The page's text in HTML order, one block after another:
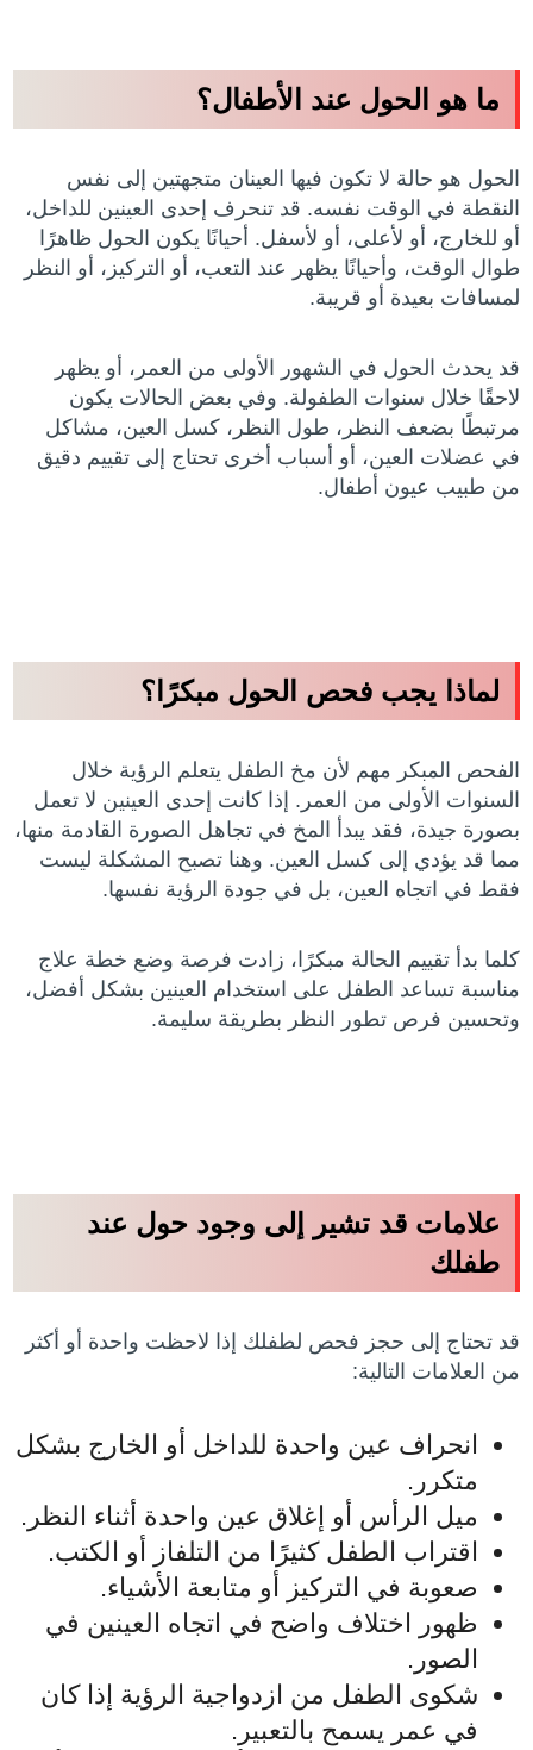
ما هو الحول عند الأطفال؟
الحول هو حالة لا تكون فيها العينان متجهتين إلى نفس
النقطة في الوقت نفسه. قد تنحرف إحدى العينين للداخل،
أو للخارج، أو لأعلى، أو لأسفل. أحيانًا يكون الحول ظاهرًا
طوال الوقت، وأحيانًا يظهر عند التعب، أو التركيز، أو النظر
لمسافات بعيدة أو قريبة.
قد يحدث الحول في الشهور الأولى من العمر، أو يظهر
لاحقًا خلال سنوات الطفولة. وفي بعض الحالات يكون
مرتبطًا بضعف النظر، طول النظر، كسل العين، مشاكل
في عضلات العين، أو أسباب أخرى تحتاج إلى تقييم دقيق
من طبيب عيون أطفال.
لماذا يجب فحص الحول مبكرًا؟
الفحص المبكر مهم لأن مخ الطفل يتعلم الرؤية خلال
السنوات الأولى من العمر. إذا كانت إحدى العينين لا تعمل
بصورة جيدة، فقد يبدأ المخ في تجاهل الصورة القادمة منها،
مما قد يؤدي إلى كسل العين. وهنا تصبح المشكلة ليست
فقط في اتجاه العين، بل في جودة الرؤية نفسها.
كلما بدأ تقييم الحالة مبكرًا، زادت فرصة وضع خطة علاج
مناسبة تساعد الطفل على استخدام العينين بشكل أفضل،
وتحسين فرص تطور النظر بطريقة سليمة.
علامات قد تشير إلى وجود حول عند
طفلك
قد تحتاج إلى حجز فحص لطفلك إذا لاحظت واحدة أو أكثر
من العلامات التالية:
انحراف عين واحدة للداخل أو الخارج بشكل
متكرر.
ميل الرأس أو إغلاق عين واحدة أثناء النظر.
اقتراب الطفل كثيرًا من التلفاز أو الكتب.
صعوبة في التركيز أو متابعة الأشياء.
ظهور اختلاف واضح في اتجاه العينين في
الصور.
شكوى الطفل من ازدواجية الرؤية إذا كان
في عمر يسمح بالتعبير.